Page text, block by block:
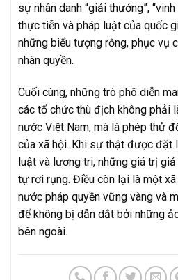
sự nhân danh “giải thưởng”,
thực tiễn và pháp luật của quốc
những biểu tượng rỗng, phục vụ
nhân quyền.
Cuối cùng, những trò phô diễn
các tổ chức thù địch không phải
nước Việt Nam, mà là phép thử
của xã hội. Khi sự thật được đặt
luật và lương tri, những giá trị
tự rơi rụng. Điều còn lại là một
nước pháp quyền vững vàng và
để không bị dẫn dắt bởi những
bên ngoài.